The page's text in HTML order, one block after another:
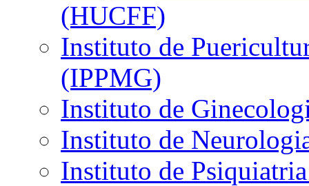
(HUCFF)
Instituto de
(IPPMG)
Instituto de
Instituto de
Instituto de